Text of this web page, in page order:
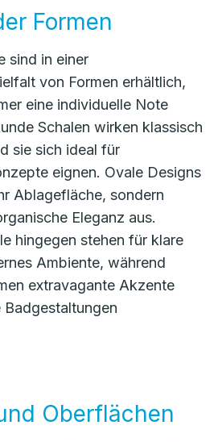
Formen
sind in einer
von Formen erhältlich,
eine individuelle Note
Schalen wirken klassisch
sie sich ideal für
eignen. Ovale Designs
Ablagefläche, sondern
Eleganz aus.
hingegen stehen für klare
Ambiente, während
extravagante Akzente
Oberflächen